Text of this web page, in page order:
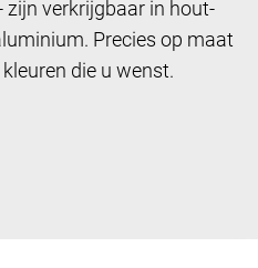
zijn verkrijgbaar in hout-
Precies op maat
die u wenst.